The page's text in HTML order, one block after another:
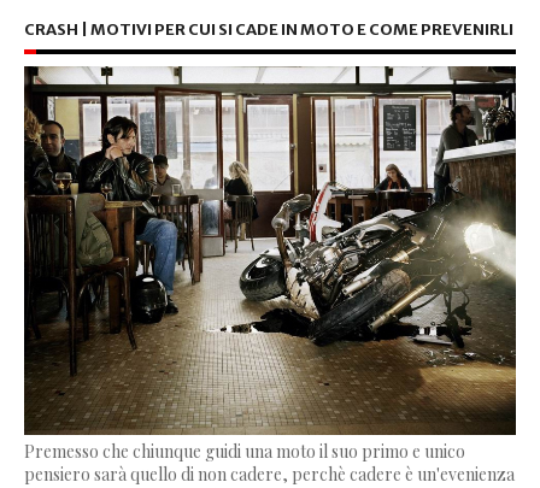
CRASH | MOTIVI PER CUI SI CADE IN MOTO E COME PREVENIRLI
Premesso che chiunque guidi una moto il suo primo e unico
pensiero sarà quello di non cadere, perchè cadere è un'evenienza